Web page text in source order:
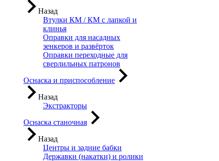
Назад
Втулки КМ / КМ с лапкой и
клинья
Оправки для насадных
зенкеров и развёрток
Оправки переходные для
сверлильных патронов
Оснаска и приспособление
Назад
Экстракторы
Оснаска станочная
Назад
Центры и задние бабки
Державки (накатки) и ролики